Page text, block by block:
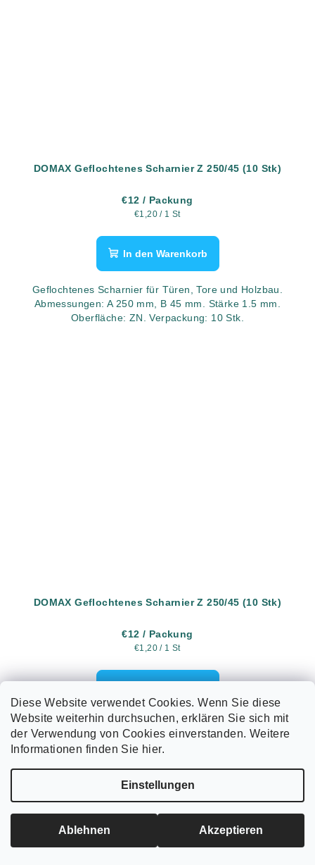
Diese Website verwendet Cookies. Wenn Sie diese
Website weiterhin durchsuchen, erklären Sie sich mit
der Verwendung von Cookies einverstanden. Weitere
Informationen finden Sie hier.
Einstellungen
Ablehnen Akzeptieren
DOMAX Geflochtenes Scharnier Z 250/45 (10 Stk)
€12 / Packung
Verkaufspreis:
€1,20 / 1 St
In den Warenkorb
Geflochtenes Scharnier für Türen, Tore und Holzbau.
Abmessungen: A 250 mm, B 45 mm. Stärke 1.5 mm.
Oberfläche: ZN. Verpackung: 10 Stk.
DOMAX Geflochtenes Scharnier Z 250/45 (10 Stk)
€12 / Packung
Verkaufspreis:
€1,20 / 1 St
Geflochtenes Scharnier für Türen, Tore und Holzbau.
Abmessungen: A 250 mm, B 45 mm. Stärke 1.5 mm.
Oberfläche: galv. verzinkt. Verpackung: 10 Stk.